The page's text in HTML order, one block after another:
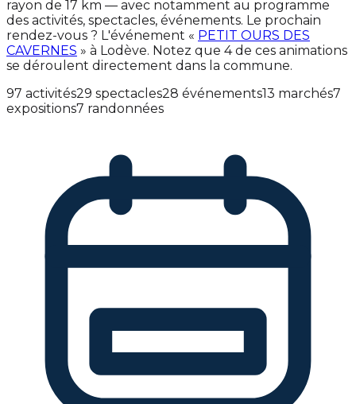
rayon de 17 km — avec notamment au programme
des activités, spectacles, événements. Le prochain
rendez-vous ? L'événement « PETIT OURS DES
CAVERNES » à Lodève. Notez que 4 de ces animations
se déroulent directement dans la commune.
97 activités29 spectacles28 événements13 marchés7
expositions7 randonnées